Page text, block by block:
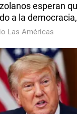
esperan
a la
Las Américas